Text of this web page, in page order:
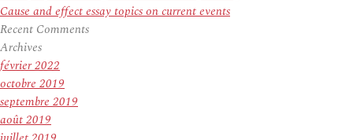
Cause and effect essay topics on current events
Recent Comments
Archives
février 2022
octobre 2019
septembre 2019
août 2019